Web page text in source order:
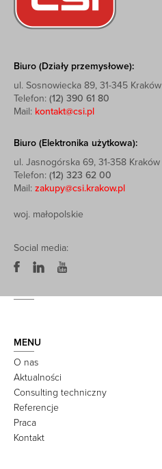
Biuro (Działy przemysłowe):
ul. Sosnowiecka 89, 31-345 Kraków
Telefon: (12) 390 61 80
Mail: kontakt@csi.pl
Biuro (Elektronika użytkowa):
ul. Jasnogórska 69, 31-358 Kraków
Telefon: (12) 323 62 00
Mail: zakupy@csi.krakow.pl
woj. małopolskie
Social media:
MENU
O nas
Aktualności
Consulting techniczny
Referencje
Praca
Kontakt